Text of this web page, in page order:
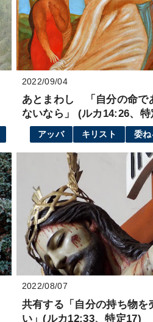
2022/09/04
あとまわし 「自分の命で
ないなら」 (ルカ14:26、特
アッバ キリスト 委ね
2022/08/07
共有する「自分の持ち物を
い」(ルカ12:33、特定17)